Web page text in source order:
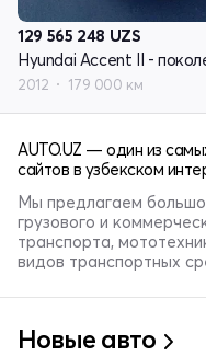
129 565 248 UZS
Hyundai Accent II -
2012 179 000 км
AUTO.UZ — один из
сайтов в узбекском
Мы предлагаем
грузового и
транспорта,
видов транспортных
Новые авто